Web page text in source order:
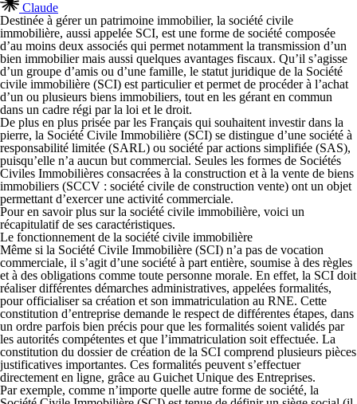
Claude
Destinée à gérer un patrimoine immobilier, la société civile
immobilière, aussi appelée SCI, est une forme de société composée
d’au moins deux associés qui permet notamment la transmission d’un
bien immobilier mais aussi quelques avantages fiscaux. Qu’il s’agisse
d’un groupe d’amis ou d’une famille, le statut juridique de la Société
civile immobilière (SCI) est particulier et permet de procéder à l’achat
d’un ou plusieurs biens immobiliers, tout en les gérant en commun
dans un cadre régi par la loi et le droit.
De plus en plus prisée par les Français qui souhaitent investir dans la
pierre, la Société Civile Immobilière (SCI) se distingue d’une société à
responsabilité limitée (SARL) ou société par actions simplifiée (SAS),
puisqu’elle n’a aucun but commercial. Seules les formes de Sociétés
Civiles Immobilières consacrées à la construction et à la vente de biens
immobiliers (SCCV : société civile de construction vente) ont un objet
permettant d’exercer une activité commerciale.
Pour en savoir plus sur la société civile immobilière, voici un
récapitulatif de ses caractéristiques.
Le fonctionnement de la société civile immobilière
Même si la Société Civile Immobilière (SCI) n’a pas de vocation
commerciale, il s’agit d’une société à part entière, soumise à des règles
et à des obligations comme toute personne morale. En effet, la SCI doit
réaliser différentes démarches administratives, appelées formalités,
pour officialiser sa création et son immatriculation au RNE. Cette
constitution d’entreprise demande le respect de différentes étapes, dans
un ordre parfois bien précis pour que les formalités soient validés par
les autorités compétentes et que l’immatriculation soit effectuée. La
constitution du dossier de création de la SCI comprend plusieurs pièces
justificatives importantes. Ces formalités peuvent s’effectuer
directement en ligne, grâce au Guichet Unique des Entreprises.
Par exemple, comme n’importe quelle autre forme de société, la